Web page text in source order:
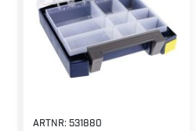
ARTNR: 531880